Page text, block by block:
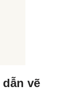
vẽ